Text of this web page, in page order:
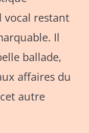
vocal restant
Il
ballade,
affaires du
autre